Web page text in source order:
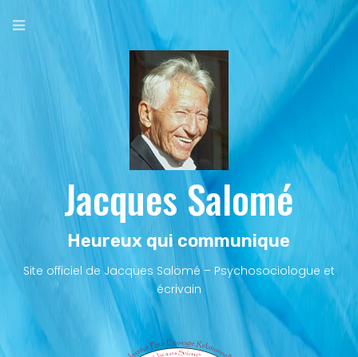
au
Jacques Salomé
Heureux qui communique
Site officiel de Jacques Salomé – Psychosociologue et
écrivain